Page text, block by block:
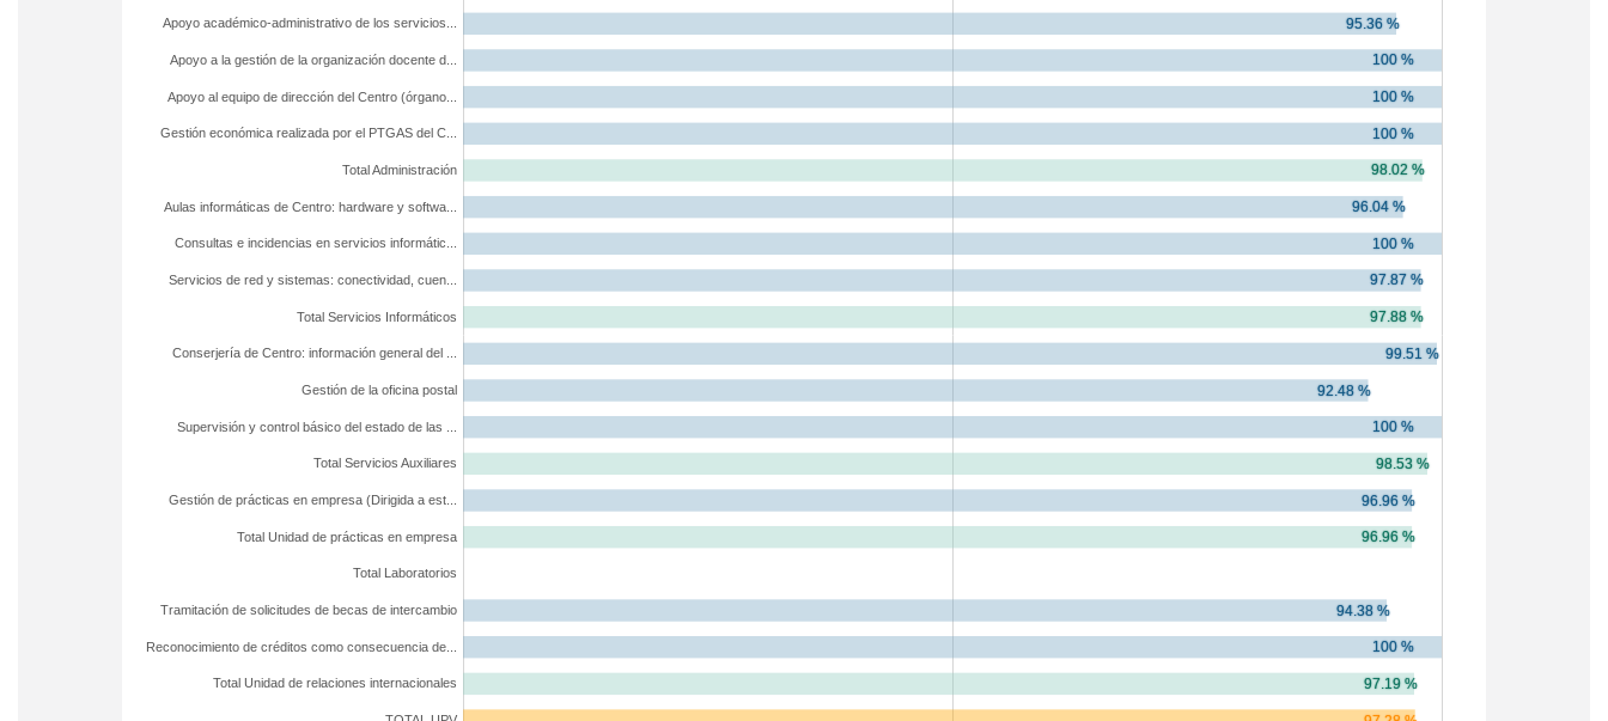
Total Unidad de relaciones internacionales
Reconocimiento de créditos como consecuencia de...
Tramitación de solicitudes de becas de intercambio
Total Laboratorios
Total Unidad de prácticas en empresa
Gestión de prácticas en empresa (Dirigida a est...
Total Servicios Auxiliares
Supervisión y control básico del estado de las ...
Gestión de la oficina postal
Conserjería de Centro: información general del ...
Total Servicios Informáticos
Servicios de red y sistemas: conectividad, cuen...
Consultas e incidencias en servicios informátic...
Aulas informáticas de Centro: hardware y softwa...
Total Administración
Gestión económica realizada por el PTGAS del C...
Apoyo al equipo de dirección del Centro (órgano...
Apoyo a la gestión de la organización docente d...
Apoyo académico-administrativo de los servicios...